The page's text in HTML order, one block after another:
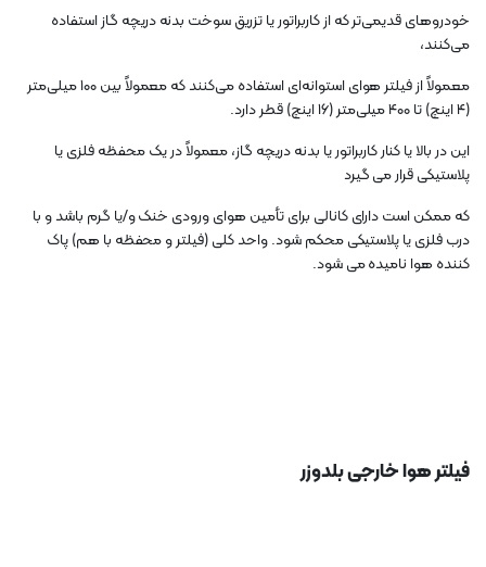
خودروهای قدیمی‌تر که از کاربراتور یا تزریق سوخت بدنه دریچه گاز استفاده
می‌کنند،
معمولاً از فیلتر هوای استوانه‌ای استفاده می‌کنند که معمولاً بین ۱۰۰ میلی‌متر
(۴ اینچ) تا ۴۰۰ میلی‌متر (۱۶ اینچ) قطر دارد.
این در بالا یا کنار کاربراتور یا بدنه دریچه گاز، معمولاً در یک محفظه فلزی یا
پلاستیکی قرار می گیرد
که ممکن است دارای کانالی برای تأمین هوای ورودی خنک و/یا گرم باشد و با
درب فلزی یا پلاستیکی محکم شود. واحد کلی (فیلتر و محفظه با هم) پاک
کننده هوا نامیده می شود.
فیلتر هوا خارجی بلدوزر